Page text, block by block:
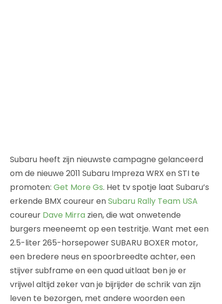
Subaru heeft zijn nieuwste campagne gelanceerd
om de nieuwe 2011 Subaru Impreza WRX en STI te
promoten: Get More Gs. Het tv spotje laat Subaru’s
erkende BMX coureur enSubaru Rally Team USA
coureur Dave Mirra zien, die wat onwetende
burgers meeneemt op een testritje. Want met een
2.5-liter 265-horsepower SUBARU BOXER motor,
een bredere neus en spoorbreedte achter, een
stijver subframe en een quad uitlaat ben je er
vrijwel altijd zeker van je bijrijder de schrik van zijn
leven te bezorgen, met andere woorden een